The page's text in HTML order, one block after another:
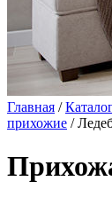
Главная /
прихожие /